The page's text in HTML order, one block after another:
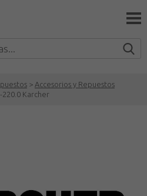
> Accesorios y Repuestos
220.0 Karcher